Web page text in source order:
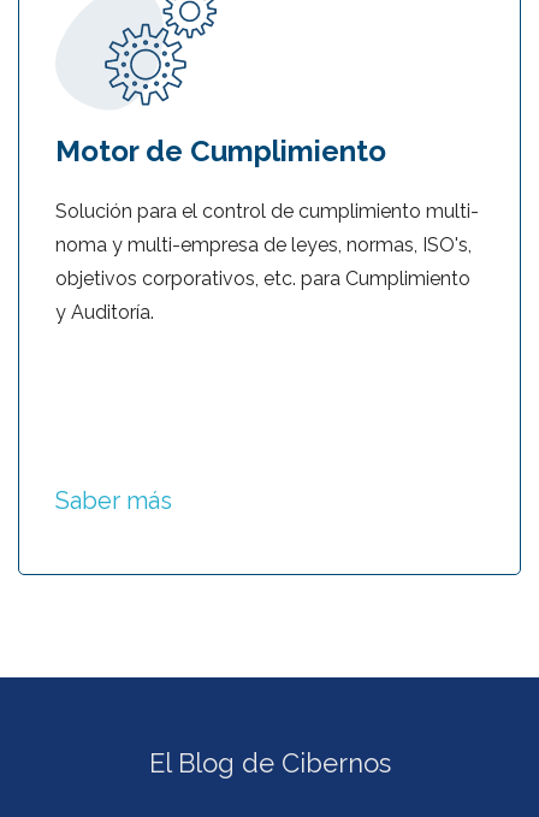
Motor de Cumplimiento
Solución para el control de cumplimiento multi-
noma y multi-empresa de leyes, normas, ISO's,
objetivos corporativos, etc. para Cumplimiento
y Auditoría.
Saber más
El Blog de Cibernos